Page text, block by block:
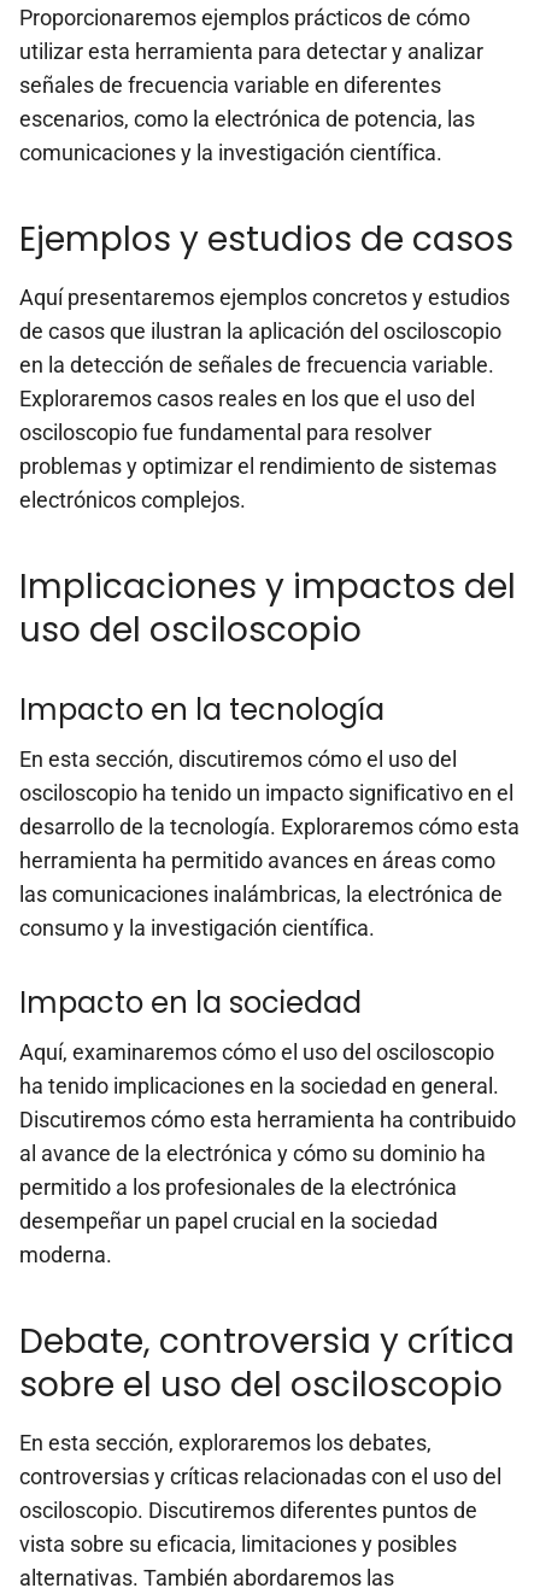
Proporcionaremos ejemplos prácticos de cómo
utilizar esta herramienta para detectar y analizar
señales de frecuencia variable en diferentes
escenarios, como la electrónica de potencia, las
comunicaciones y la investigación científica.
Ejemplos y estudios de casos
Aquí presentaremos ejemplos concretos y estudios
de casos que ilustran la aplicación del osciloscopio
en la detección de señales de frecuencia variable.
Exploraremos casos reales en los que el uso del
osciloscopio fue fundamental para resolver
problemas y optimizar el rendimiento de sistemas
electrónicos complejos.
Implicaciones y impactos del
uso del osciloscopio
Impacto en la tecnología
En esta sección, discutiremos cómo el uso del
osciloscopio ha tenido un impacto significativo en el
desarrollo de la tecnología. Exploraremos cómo esta
herramienta ha permitido avances en áreas como
las comunicaciones inalámbricas, la electrónica de
consumo y la investigación científica.
Impacto en la sociedad
Aquí, examinaremos cómo el uso del osciloscopio
ha tenido implicaciones en la sociedad en general.
Discutiremos cómo esta herramienta ha contribuido
al avance de la electrónica y cómo su dominio ha
permitido a los profesionales de la electrónica
desempeñar un papel crucial en la sociedad
moderna.
Debate, controversia y crítica
sobre el uso del osciloscopio
En esta sección, exploraremos los debates,
controversias y críticas relacionadas con el uso del
osciloscopio. Discutiremos diferentes puntos de
vista sobre su eficacia, limitaciones y posibles
alternativas. También abordaremos las